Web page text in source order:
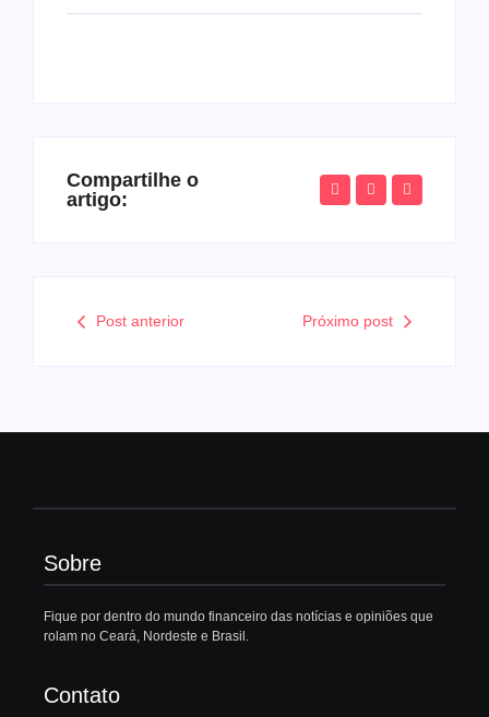
Compartilhe o
artigo:
Post anterior Próximo post
Sobre
Fique por dentro do mundo financeiro das notícias e opiniões que
rolam no Ceará, Nordeste e Brasil.
Contato